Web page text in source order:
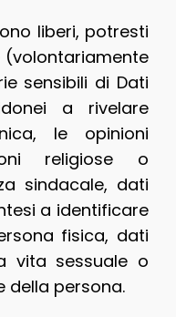
liberi, potresti
(volontariamente
sensibili di Dati
a rivelare
le opinioni
religiose o
sindacale, dati
a identificare
fisica, dati
vita sessuale o
della persona.